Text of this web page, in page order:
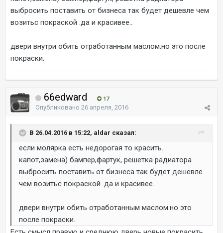
выбросить поставить от бизнеса так будет дешевле чем
возитьс покраской .да и красивее..
двери внутри обить отработанным маслом.но это после
покраски.
66edward 17
Опубликовано 26 апреля, 2016
В 26.04.2016 в 15:22, aldar сказал:
если молярка есть недорогая то красить.
капот,замена) бампер,фартук, решетка радиатора
выбросить поставить от бизнеса так будет дешевле
чем возитьс покраской .да и красивее..
двери внутри обить отработанным маслом.но это
после покраски.